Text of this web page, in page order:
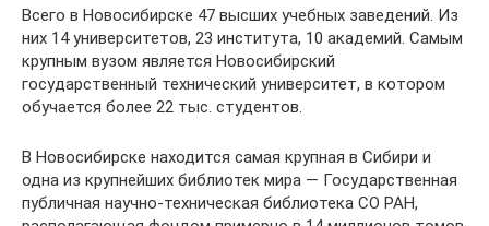
Всего в Новосибирске 47 высших учебных заведений. Из
них 14 университетов, 23 института, 10 академий. Самым
крупным вузом является Новосибирский
государственный технический университет, в котором
обучается более 22 тыс. студентов.
В Новосибирске находится самая крупная в Сибири и
одна из крупнейших библиотек мира — Государственная
публичная научно-техническая библиотека СО РАН,